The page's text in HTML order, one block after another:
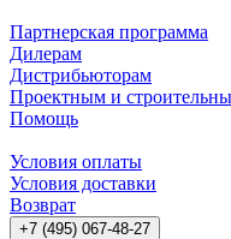
Партнерская программа
Дилерам
Дистрибьюторам
Проектным и
Помощь
Условия оплаты
Условия доставки
Возврат
+7 (495) 067-48-27